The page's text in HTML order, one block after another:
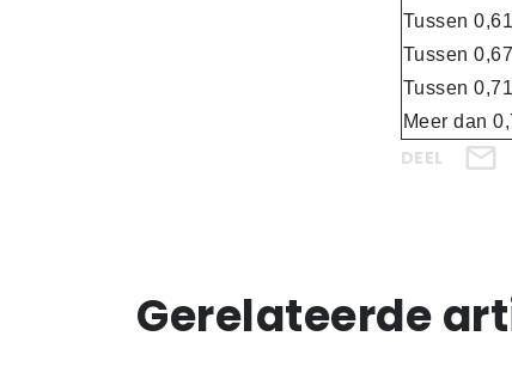
Tussen
Tussen
Tussen
Meer dan
DEEL
Gerelateerde